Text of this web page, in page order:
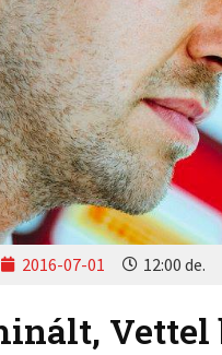
2016-07-01 12:00 de.